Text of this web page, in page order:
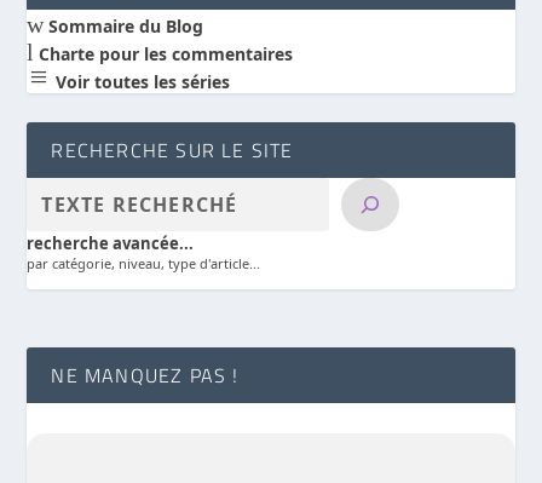
wSommaire du Blog
l Charte pour les commentaires
a Voir toutes les séries
RECHERCHE SUR LE SITE
recherche avancée...
par catégorie, niveau, type d'article...
NE MANQUEZ PAS !